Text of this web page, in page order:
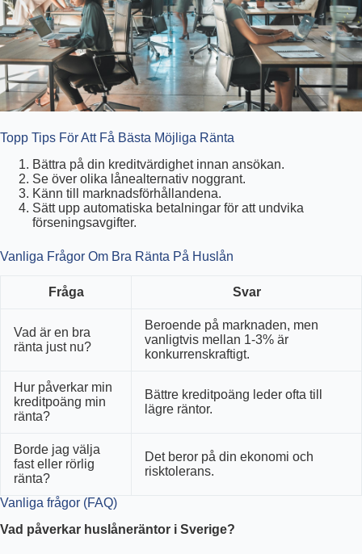
Topp Tips För Att Få Bästa Möjliga Ränta
Bättra på din kreditvärdighet innan ansökan.
Se över olika lånealternativ noggrant.
Känn till marknadsförhållandena.
Sätt upp automatiska betalningar för att undvika
förseningsavgifter.
Vanliga Frågor Om Bra Ränta På Huslån
Fråga Svar
Vad är en bra
ränta just nu?
Beroende på marknaden, men
vanligtvis mellan 1-3% är
konkurrenskraftigt.
Hur påverkar min
kreditpoäng min
ränta?
Bättre kreditpoäng leder ofta till
lägre räntor.
Borde jag välja
fast eller rörlig
ränta?
Det beror på din ekonomi och
risktolerans.
Vanliga frågor (FAQ)
Vad påverkar huslåneräntor i Sverige?